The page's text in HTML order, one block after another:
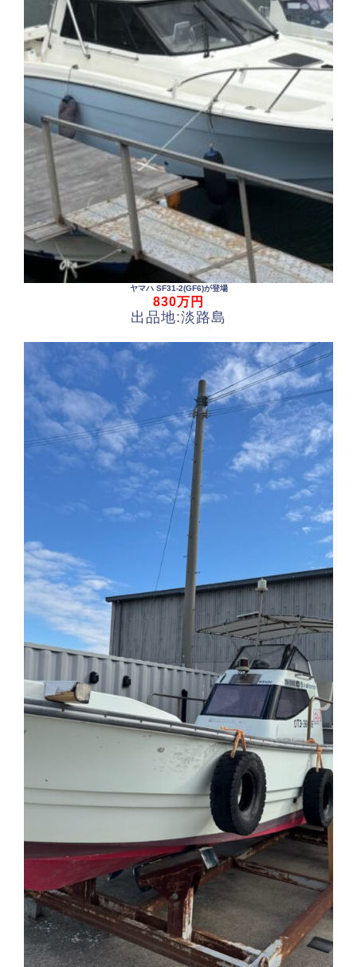
ヤマハ SF31-2(GF6)が登場
830万円
出品地:淡路島